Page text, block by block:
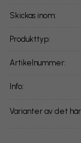
Skickas inom:
Produkttyp:
Artikelnummer:
info:
Varianter av det